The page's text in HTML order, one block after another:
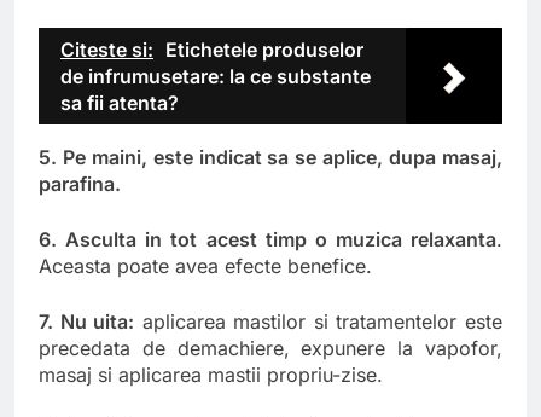
Citeste si: Etichetele produselor
de infrumusetare: la ce substante
sa fii atenta?
5. Pe maini, este indicat sa se aplice, dupa masaj,
parafina.
6. Asculta in tot acest timp o muzica relaxanta.
Aceasta poate avea efecte benefice.
7. Nu uita: aplicarea mastilor si tratamentelor este
precedata de demachiere, expunere la vapofor,
masaj si aplicarea mastii propriu-zise.